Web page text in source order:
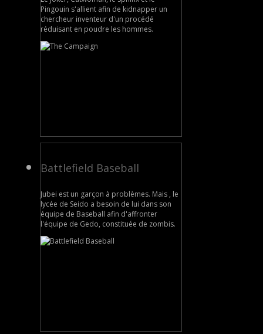
Pingouin s'allient afin de kidnapper un
chercheur inventeur d'un procédé
réduisant en poudre les hommes.
Battlefield Baseball
Jubei est un garçon à problèmes. Mais , le
lycée de Seido a besoin de lui dans son
équipe de Baseball afin d'affronter
l'équipe de Gedo, constituée de zombis.